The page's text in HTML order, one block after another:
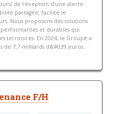
de réception d’une alerte:
partagée, facilite le
Nous proposons des solutions
et durables qui
territoires. En 2024, le Groupe a
de 7,7 milliards d&#039;euros.
F/H